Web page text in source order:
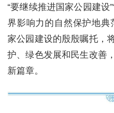
“要继续推进国家公园建设
界影响力的自然保护地
家公园建设的殷殷嘱托，
护、绿色发展和民生改善
新篇章。